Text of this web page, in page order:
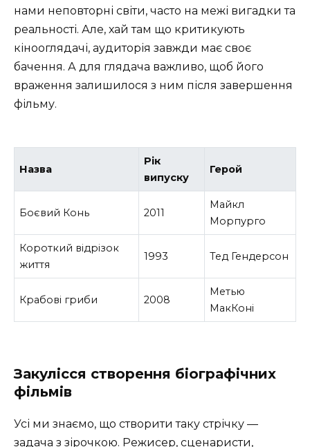
нами неповторні світи, часто на межі вигадки та
реальності. Але, хай там що критикують
кінооглядачі, аудиторія завжди має своє
бачення. А для глядача важливо, щоб його
враження залишилося з ним після завершення
фільму.
Назва
Рік
випуску
Герой
Боєвий Конь 2011
Майкл
Морпурго
Короткий відрізок
життя
1993 Тед Гендерсон
Крабові гриби 2008
Метью
МакКоні
Закулісся створення біографічних
фільмів
Усі ми знаємо, що створити таку стрічку —
задача з зірочкою. Режисер, сценаристи,